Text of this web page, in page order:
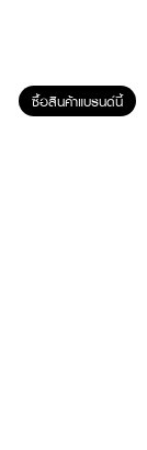
ซื้อสินค้าแบรนด์นี้